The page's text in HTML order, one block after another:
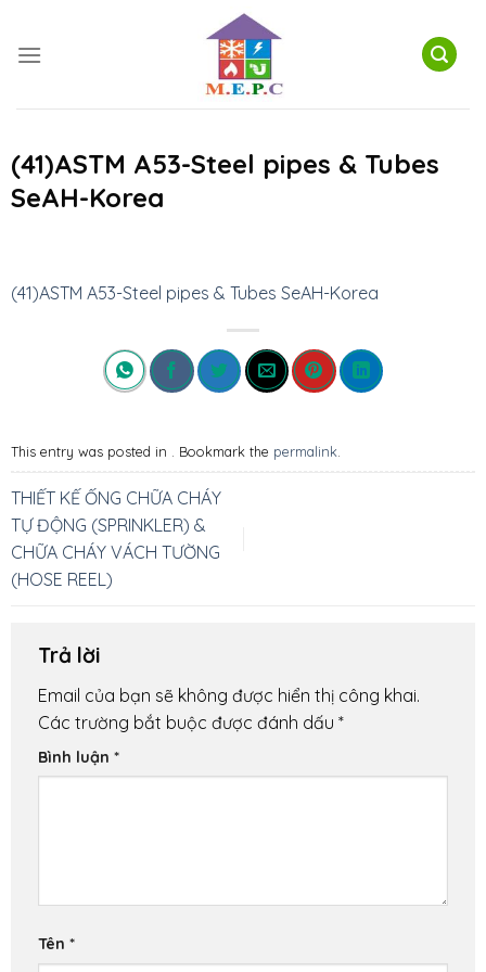
content
(41)ASTM A53-Steel pipes & Tubes
SeAH-Korea
(41)ASTM A53-Steel pipes & Tubes SeAH-Korea
This entry was posted in . Bookmark the permalink
THIẾT KẾ ỐNG CHỮA CHÁY
TỰ ĐỘNG (SPRINKLER) &
CHỮA CHÁY VÁCH TƯỜNG
(HOSE REEL)
Trả lời
Email của bạn sẽ không được hiển thị công khai.
Các trường bắt buộc được đánh dấu *
Bình luận *
Tên *